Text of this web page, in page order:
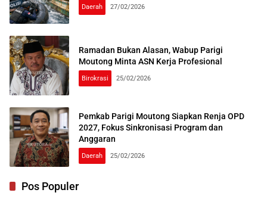
Daerah 27/02/2026
Ramadan Bukan Alasan, Wabup Parigi
Moutong Minta ASN Kerja Profesional
Birokrasi 25/02/2026
Pemkab Parigi Moutong Siapkan Renja OPD
2027, Fokus Sinkronisasi Program dan
Anggaran
Daerah 25/02/2026
Pos Populer